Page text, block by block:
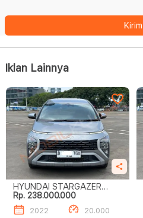
Kirim
Iklan Lainnya
HYUNDAI STARGAZER
PRIME 1.5
Rp. 238.000.000
2022 20.000